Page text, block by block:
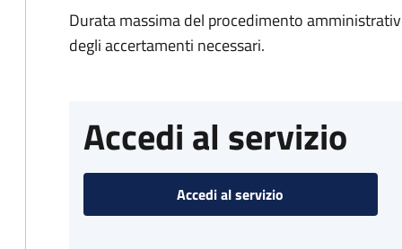
Durata massima del procedimento
degli accertamenti necessari.
Accedi al servizio
Accedi al servizio